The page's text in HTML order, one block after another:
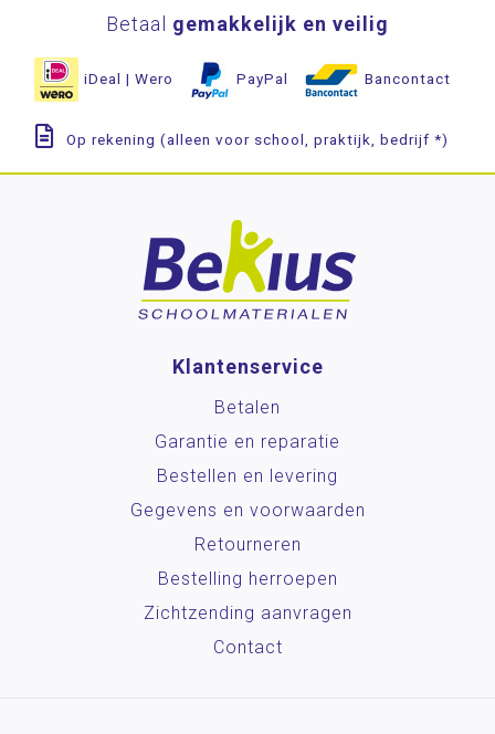
Betaal gemakkelijk en veilig
iDeal | Wero PayPal Bancontact
Op rekening (alleen voor school, praktijk, bedrijf *)
Klantenservice
Betalen
Garantie en reparatie
Bestellen en levering
Gegevens en voorwaarden
Retourneren
Bestelling herroepen
Zichtzending aanvragen
Contact